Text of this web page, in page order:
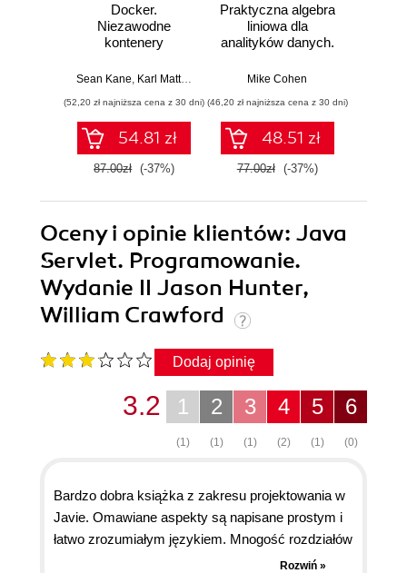
Docker.
Niezawodne
kontenery
Praktyczne
Wydanie III
Sean Kane Karl Matthias
(52,20 zł najniższa cena z 30 dni)
54.81 zł
87.00zł (-37%)
Praktyczna algebra
liniowa dla
analityków danych.
koncepcji do
aplikacji w
Pythonie
Mike Cohen
(46,20 zł najniższa cena z 30 dni)
48.51 zł
77.00zł (-37%)
Oceny i opinie klientów: Java
Servlet. Programowanie.
Wydanie II Jason Hunter,
William Crawford
Dodaj opinię
6
(0)
5
(1)
4
(2)
3
(1)
2
(1)
1
(1)
3.2
Bardzo dobra książka z zakresu projektowania w
Javie. Omawiane aspekty są napisane prostym i
łatwo zrozumiałym językiem. Mnogość rozdziałów
pozwala na dokładne i łatwe przeszukanie treści.
Rozwiń »